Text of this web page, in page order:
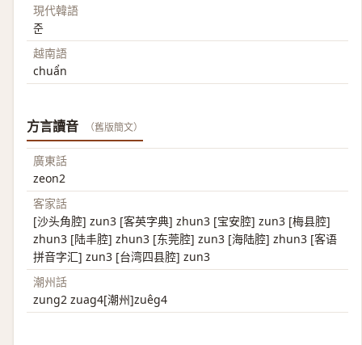
現代韓語
준
越南語
chuẩn
方言讀音 （舊版簡文）
廣東話
zeon2
客家話
[沙头角腔] zun3 [客英字典] zhun3 [宝安腔] zun3 [梅县腔]
zhun3 [陆丰腔] zhun3 [东莞腔] zun3 [海陆腔] zhun3 [客语
拼音字汇] zun3 [台湾四县腔] zun3
潮州話
zung2 zuag4[潮州]zuêg4